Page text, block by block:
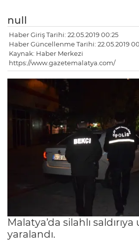
null
Haber Giriş Tarihi: 22.05.2019 00:25
Haber Güncellenme Tarihi: 22.05.2019
Kaynak: Haber Merkezi
https://www.gazetemalatya.com/
Malatya’da silahlı
yaralandı.